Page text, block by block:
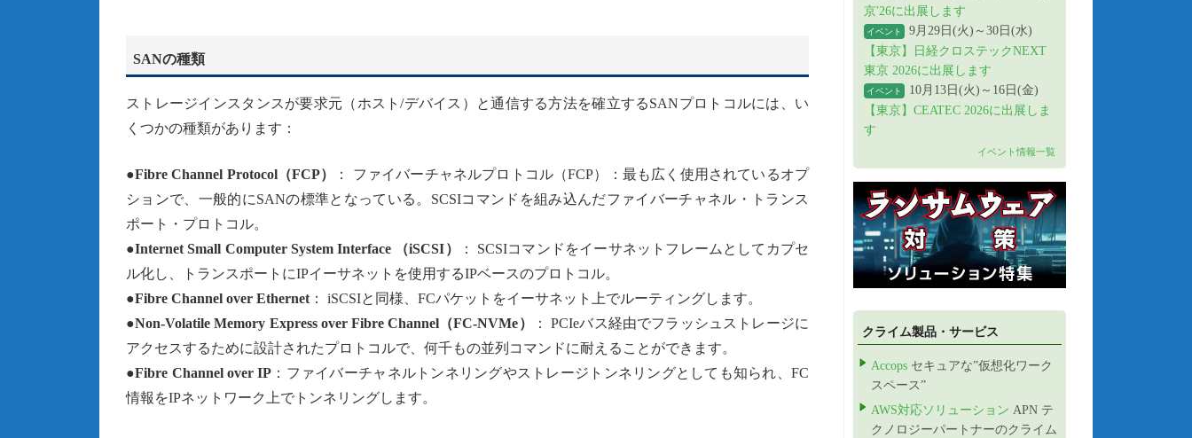
SANの種類
ストレージインスタンスが要求元（ホスト/デバイス）と通信する方法を確立するSANプロトコルには、い
くつかの種類があります：
●Fibre Channel Protocol（FCP）
： ファイバーチャネルプロトコル（FCP）：最も広く使用されているオプ
ションで、一般的にSANの標準となっている。SCSIコマンドを組み込んだファイバーチャネル・トランス
ポート・プロトコル。
●Internet Small Computer System Interface （iSCSI）
： SCSIコマンドをイーサネットフレームとしてカプセ
ル化し、トランスポートにIPイーサネットを使用するIPベースのプロトコル。
●Fibre Channel over Ethernet ： iSCSIと同様、FCパケットをイーサネット上でルーティングします。
●Non-Volatile Memory Express over Fibre Channel（FC-NVMe）
： PCIeバス経由でフラッシュストレージに
アクセスするために設計されたプロトコルで、何千もの並列コマンドに耐えることができます。
●Fibre Channel over IP ：ファイバーチャネルトンネリングやストレージトンネリングとしても知られ、FC
情報をIPネットワーク上でトンネリングします。
京'26に出展します
イベント
9月29日(火)～30日(水)
【東京】日経クロステックNEXT
東京 2026に出展します
イベント
10月13日(火)～16日(金)
【東京】CEATEC 2026に出展しま
す
イベント情報一覧
クライム製品・サービス
Accops セキュアな”仮想化ワーク
スペース”
AWS対応ソリューション APN テ
クノロジーパートナーのクライム